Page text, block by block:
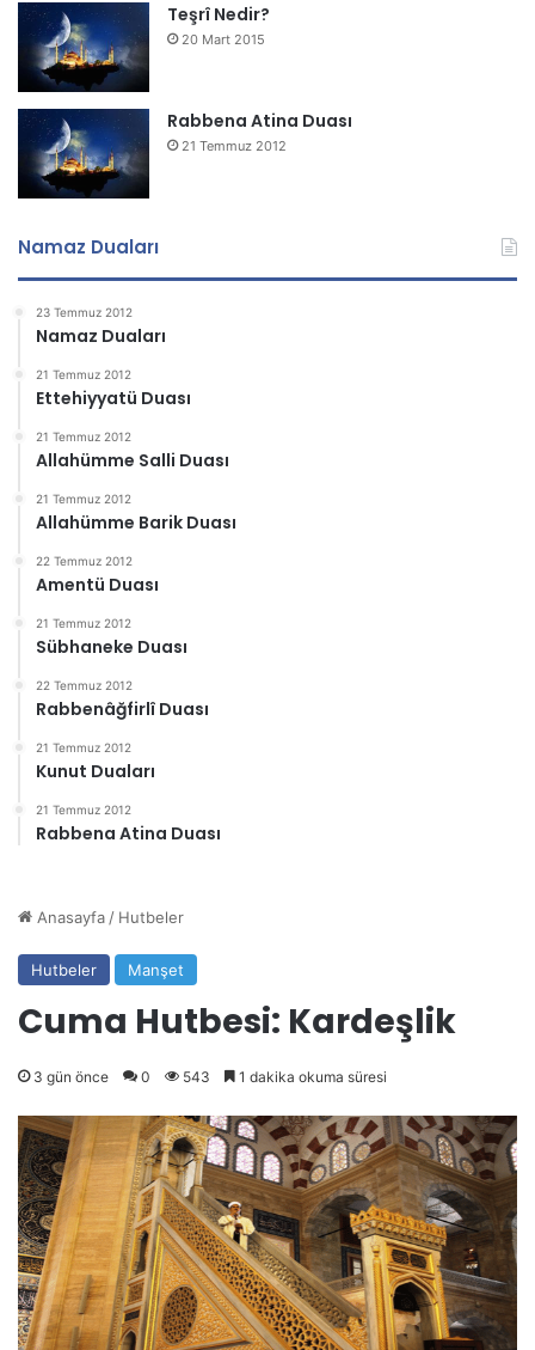
Teşrî Nedir?
20 Mart 2015
Rabbena Atina Duası
21 Temmuz 2012
Namaz Duaları
23 Temmuz 2012
Namaz Duaları
21 Temmuz 2012
Ettehiyyatü Duası
21 Temmuz 2012
Allahümme Salli Duası
21 Temmuz 2012
Allahümme Barik Duası
22 Temmuz 2012
Amentü Duası
21 Temmuz 2012
Sübhaneke Duası
22 Temmuz 2012
Rabbenâğfirlî Duası
21 Temmuz 2012
Kunut Duaları
21 Temmuz 2012
Rabbena Atina Duası